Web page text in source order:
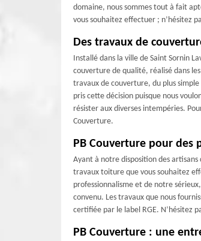
domaine, nous sommes tout à fait
vous souhaitez effectuer ; n’hésitez
Des travaux de
Installé dans la ville de Saint Sornin
couverture de qualité, réalisé dans
travaux de couverture, du plus simple
pris cette décision puisque nous
résister aux diverses intempéries.
Couverture.
PB Couverture pour des
Ayant à notre disposition des artisans
travaux toiture que vous souhaitez
professionnalisme et de notre
convenu. Les travaux que nous
certifiée par le label RGE. N’hésitez
PB Couverture : une